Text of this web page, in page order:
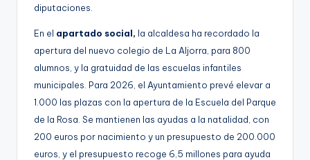
diputaciones.
En el apartado social, la alcaldesa ha recordado la
apertura del nuevo colegio de La Aljorra, para 800
alumnos, y la gratuidad de las escuelas infantiles
municipales. Para 2026, el Ayuntamiento prevé elevar a
1.000 las plazas con la apertura de la Escuela del Parque
de la Rosa. Se mantienen las ayudas a la natalidad, con
200 euros por nacimiento y un presupuesto de 200.000
euros, y el presupuesto recoge 6,5 millones para ayuda